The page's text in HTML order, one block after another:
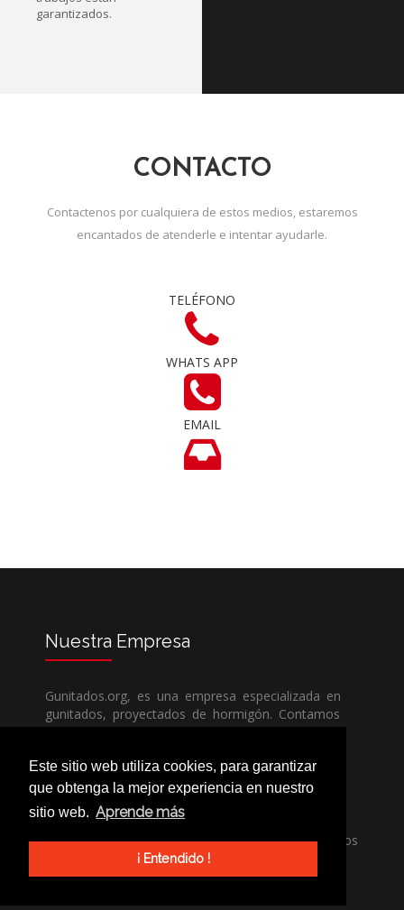
Este sitio web utiliza cookies, para garantizar
que obtenga la mejor experiencia en nuestro
sitio web. Aprende más
¡ Entendido !
garantizados.
CONTACTO
Contactenos por cualquiera de estos medios, estaremos
encantados de atenderle e intentar ayudarle.
TELÉFONO
WHATS APP
EMAIL
Nuestra Empresa
Gunitados.org, es una empresa especializada en
gunitados, proyectados de hormigón. Contamos
con todos los medios humanos y técnicos, para
competencia.
Si necesita una empresa de gunitados, no dude
en llamarnos, nuestros técnicos estran encantados
de poder ayudarle, ya sea usted particular o
profesional.